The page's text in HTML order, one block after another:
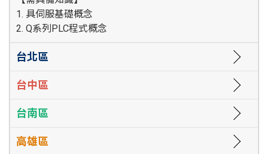
1. 具伺服基礎概念
2. Q系列PLC程式概念
台北區
台中區
台南區
高雄區